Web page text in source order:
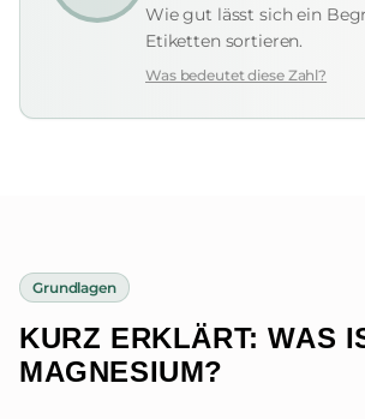
Wie gut lässt sich ein
Etiketten sortieren.
Was bedeutet diese Zahl?
Grundlagen
KURZ ERKLÄRT: WAS
MAGNESIUM?